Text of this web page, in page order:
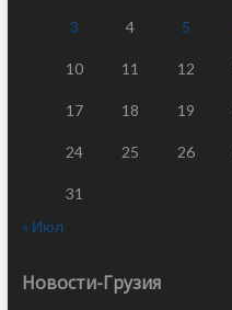
3 4 5
10 11 12
17 18 19
24 25 26
31
« Июл
Новости-Грузия